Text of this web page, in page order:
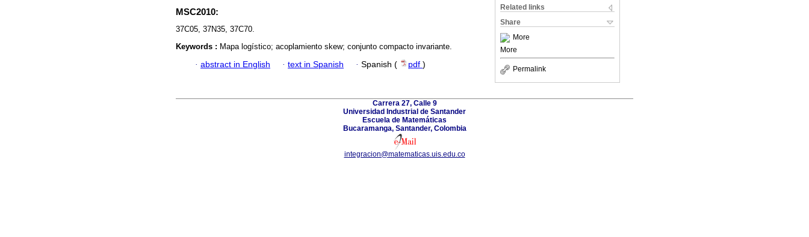
Related links
Share
More
More
Permalink
MSC2010:
37C05, 37N35, 37C70.
Keywords : Mapa logístico; acoplamiento skew; conjunto compacto invariante.
· abstract in English · text in Spanish · Spanish ( pdf )
Carrera 27, Calle 9
Universidad Industrial de Santander
Escuela de Matemáticas
Bucaramanga, Santander, Colombia
integracion@matematicas.uis.edu.co